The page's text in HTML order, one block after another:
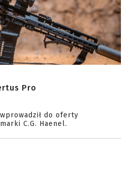
Pro
do oferty
C.G. Haenel.